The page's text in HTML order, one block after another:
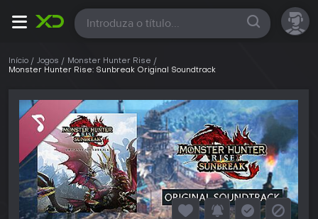
Todas
Início Jogos
Monster Hunter Rise
Monster Hunter Rise: Sunbreak Original Soundtrack